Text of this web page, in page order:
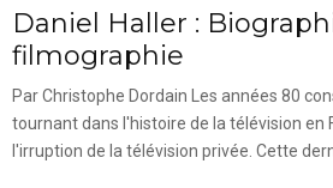
Daniel Haller :
filmographie
Par Christophe Dordain Les années 80
tournant dans l'histoire de la télévision en
l'irruption de la télévision privée. Cette